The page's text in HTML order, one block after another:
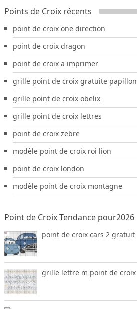
Points de Croix récents
point de croix one direction
point de croix dragon
point de croix a imprimer
grille point de croix gratuite papillon
grille point de croix obelix
grille point de croix lettres
point de croix zebre
modèle point de croix roi lion
point de croix london
modèle point de croix montagne
Point de Croix Tendance pour2026
point de croix cars 2 gratuit
grille lettre m point de croix